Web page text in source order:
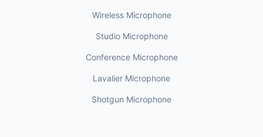
Wireless Microphone
Studio Microphone
Conference Microphone
Lavalier Microphone
Shotgun Microphone